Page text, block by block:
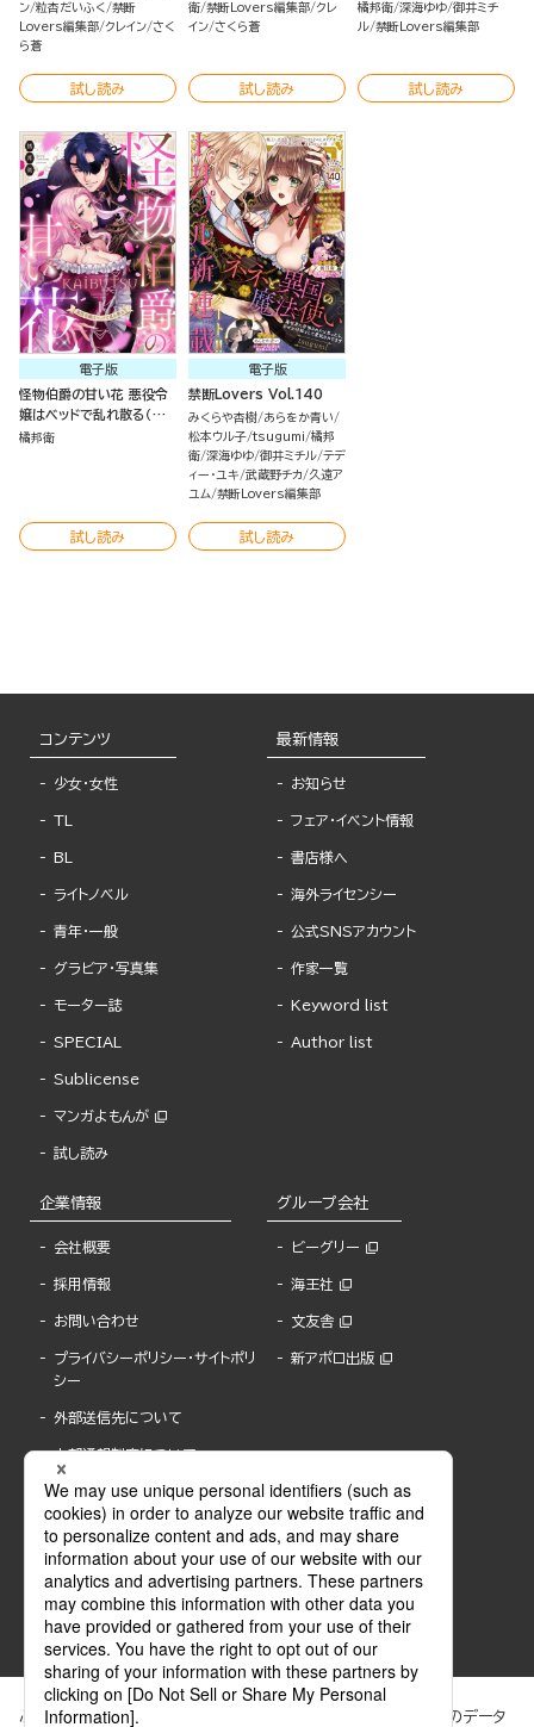
ン 粒杏だいふく 禁断
Lovers編集部 クレイン さく
ら蒼
試し読み
衛 禁断Lovers編集部 クレ
イン さくら蒼
試し読み
橘邦衛 深海ゆゆ 御井ミチ
ル 禁断Lovers編集部
試し読み
電子版
怪物伯爵の甘い花 悪役令
嬢はベッドで乱れ散る（分
冊版）
橘邦衛
試し読み
電子版
禁断Lovers Vol.140
みくらや杏樹 あらをか青い
松本ウル子 tsugumi 橘邦
衛 深海ゆゆ 御井ミチル テデ
ィー・ユキ 武蔵野チカ
久遠ア
ユム 禁断Lovers編集部
試し読み
コンテンツ
少女・女性
TL
BL
ライトノベル
青年・一般
グラビア・写真集
モーター誌
SPECIAL
Sublicense
マンガよもんが
試し読み
最新情報
お知らせ
フェア・イベント情報
書店様へ
海外ライセンシー
公式SNSアカウント
作家一覧
Keyword list
Author list
企業情報
会社概要
採用情報
お問い合わせ
プライバシーポリシー・サイトポリ
シー
外部送信先について
内部通報制度について
グループ会社
ビーグリー
海王社
文友舎
新アポロ出版
ぶんか社が運営するサイトでは、利便性向上のためにCookie等のデータ